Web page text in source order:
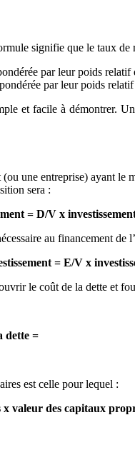
signifie que le taux
par leur poids relatif
par leur poids
et facile à démontrer.
une entreprise) ayant le
sera :
= D/V x
au financement de
= E/V x
le coût de la dette et
dette =
est celle pour lequel :
valeur des capitaux